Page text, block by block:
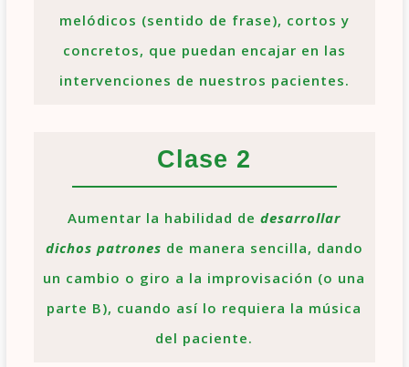
melódicos (sentido de frase), cortos y
concretos, que puedan encajar en las
intervenciones de nuestros pacientes.
Clase 2
Aumentar la habilidad de desarrollar
dichos patrones de manera sencilla, dando
un cambio o giro a la improvisación (o una
parte B), cuando así lo requiera la música
del paciente.